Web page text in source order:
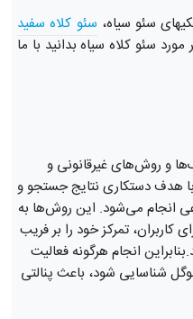
سئو سیاه، سئو کلاه سفید
مورد سئو کلاه سیاه بدانید با ما
و روش‌های غیرقانونی و
هدف دستکاری نتایج جستجو و
انجام می‌شود. این روش‌ها به
کاربران، تمرکز خود را بر فریب
انجام هرگونه فعالیت
شناسایی شود، باعث پنالتی